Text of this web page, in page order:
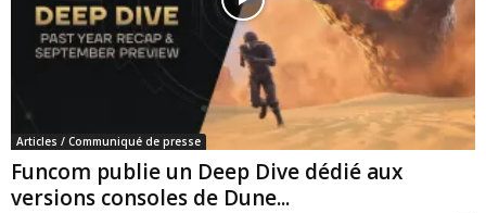
Articles / Communiqué de presse
Funcom publie un Deep Dive dédié aux
versions consoles de Dune...